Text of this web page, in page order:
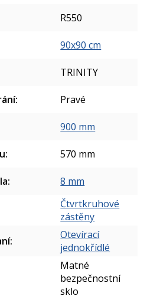
R550
90x90 cm
TRINITY
: Pravé
900 mm
: 570 mm
: 8 mm
Čtvrtkruhové
zástěny
:
Otevírací
jednokřídlé
Matné
bezpečnostní
sklo